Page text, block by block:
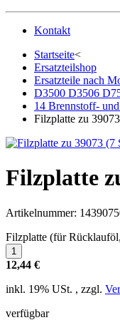
Kontakt
Startseite<
Ersatzteilshop
Ersatzteile nach
D3500 D3506
14 Brennstoff-
Filzplatte zu
Filzplatte
Artikelnummer:
Filzplatte (für
12,44 €
inkl. 19% USt. , zzgl.
verfügbar